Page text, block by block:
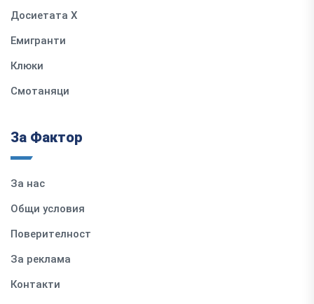
Досиетата Х
Емигранти
Клюки
Смотаняци
За Фактор
За нас
Общи условия
Поверителност
За реклама
Контакти